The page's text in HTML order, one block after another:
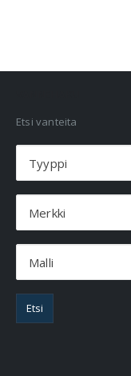
Etsi vanteita
Tyyppi
Merkki
Malli
Etsi